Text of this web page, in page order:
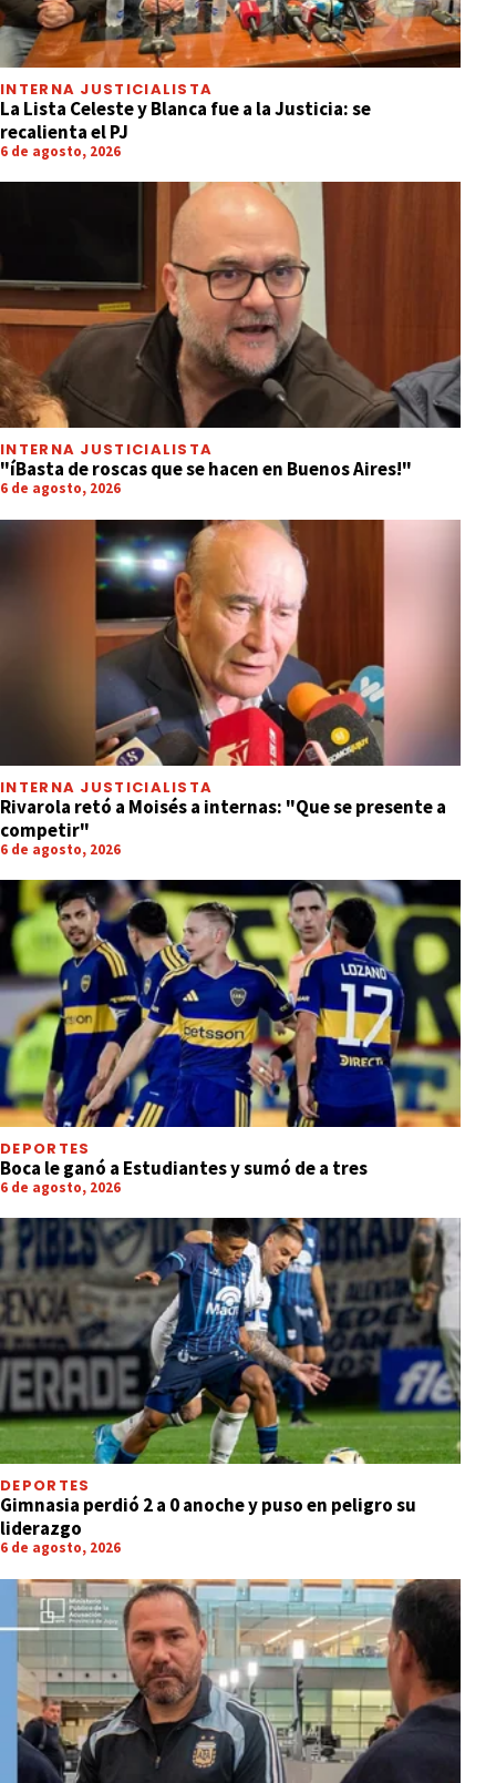
INTERNA JUSTICIALISTA
La Lista Celeste y Blanca fue a la Justicia: se
recalienta el PJ
6 de agosto, 2026
INTERNA JUSTICIALISTA
"íBasta de roscas que se hacen en Buenos Aires!"
6 de agosto, 2026
INTERNA JUSTICIALISTA
Rivarola retó a Moisés a internas: "Que se presente a
competir"
6 de agosto, 2026
DEPORTES
Boca le ganó a Estudiantes y sumó de a tres
6 de agosto, 2026
DEPORTES
Gimnasia perdió 2 a 0 anoche y puso en peligro su
liderazgo
6 de agosto, 2026